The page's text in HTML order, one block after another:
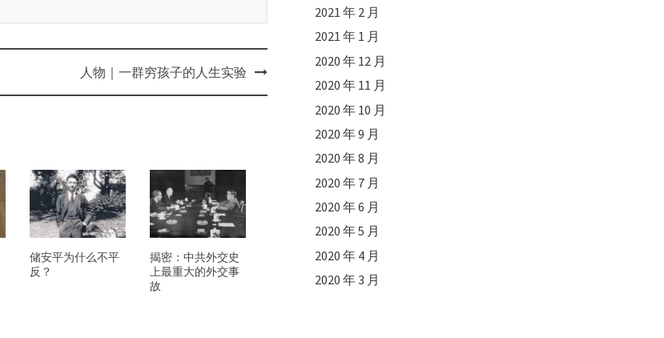
人物｜一群穷孩子的人生实验
储安平为什么不平
反？
揭密：中共外交史
上最重大的外交事
故
2021 年 2 月
2021 年 1 月
2020 年 12 月
2020 年 11 月
2020 年 10 月
2020 年 9 月
2020 年 8 月
2020 年 7 月
2020 年 6 月
2020 年 5 月
2020 年 4 月
2020 年 3 月